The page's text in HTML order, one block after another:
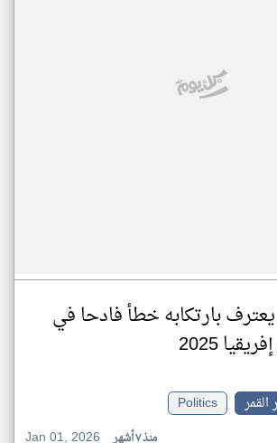
بارتكابه خطأ فادحا في
2025
القمر
Politics
Jan 01, 2026
منذ ٧ أشهر